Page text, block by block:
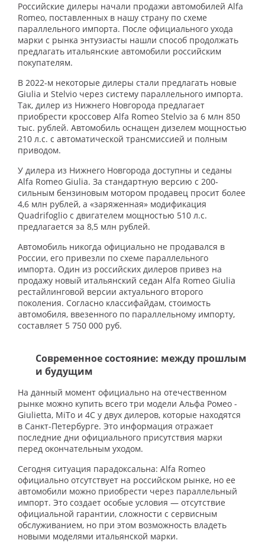
Российские дилеры начали продажи автомобилей Alfa
Romeo, поставленных в нашу страну по схеме
параллельного импорта. После официального ухода
марки с рынка энтузиасты нашли способ продолжать
предлагать итальянские автомобили российским
покупателям.
В 2022-м некоторые дилеры стали предлагать новые
Giulia и Stelvio через систему параллельного импорта.
Так, дилер из Нижнего Новгорода предлагает
приобрести кроссовер Alfa Romeo Stelvio за 6 млн 850
тыс. рублей. Автомобиль оснащен дизелем мощностью
210 л.с. с автоматической трансмиссией и полным
приводом.
У дилера из Нижнего Новгорода доступны и седаны
Alfa Romeo Giulia. За стандартную версию с 200-
сильным бензиновым мотором продавец просит более
4,6 млн рублей, а «заряженная» модификация
Quadrifoglio с двигателем мощностью 510 л.с.
предлагается за 8,5 млн рублей.
Автомобиль никогда официально не продавался в
России, его привезли по схеме параллельного
импорта. Один из российских дилеров привез на
продажу новый итальянский седан Alfa Romeo Giulia
рестайлинговой версии актуального второго
поколения. Согласно классифайдам, стоимость
автомобиля, ввезенного по параллельному импорту,
составляет 5 750 000 руб.
Современное состояние: между прошлым
и будущим
На данный момент официально на отечественном
рынке можно купить всего три модели Альфа Ромео -
Giulietta, MiTo и 4С у двух дилеров, которые находятся
в Санкт-Петербурге. Это информация отражает
последние дни официального присутствия марки
перед окончательным уходом.
Сегодня ситуация парадоксальна: Alfa Romeo
официально отсутствует на российском рынке, но ее
автомобили можно приобрести через параллельный
импорт. Это создает особые условия — отсутствие
официальной гарантии, сложности с сервисным
обслуживанием, но при этом возможность владеть
новыми моделями итальянской марки.